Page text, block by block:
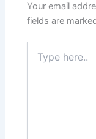
Your email
fields are
here..